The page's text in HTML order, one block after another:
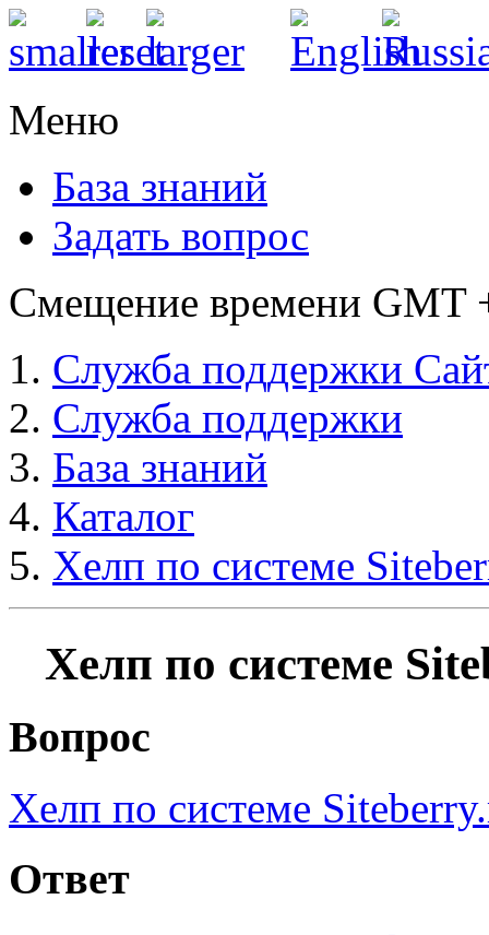
Меню
База знаний
Задать вопрос
Смещение времени GMT
Служба поддержки
Служба поддержки
База знаний
Каталог
Хелп по системе
Хелп по системе
Вопрос
Хелп по системе
Ответ